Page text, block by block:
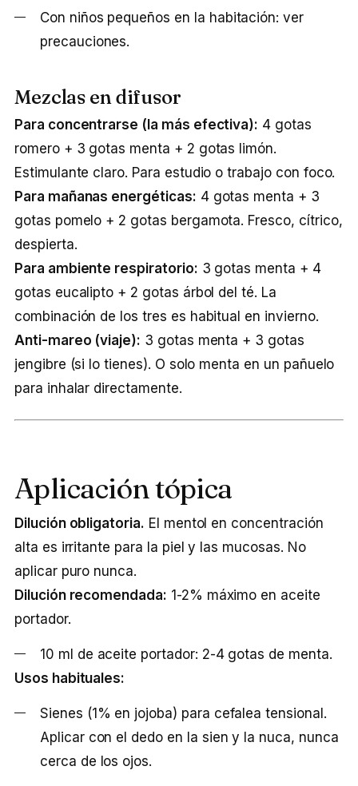
Con niños pequeños en la habitación: ver
precauciones.
Mezclas en difusor
Para concentrarse (la más efectiva): 4 gotas
romero + 3 gotas menta + 2 gotas limón.
Estimulante claro. Para estudio o trabajo con foco.
Para mañanas energéticas: 4 gotas menta + 3
gotas pomelo + 2 gotas bergamota. Fresco, cítrico,
despierta.
Para ambiente respiratorio: 3 gotas menta + 4
gotas eucalipto + 2 gotas árbol del té. La
combinación de los tres es habitual en invierno.
Anti-mareo (viaje): 3 gotas menta + 3 gotas
jengibre (si lo tienes). O solo menta en un pañuelo
para inhalar directamente.
Aplicación tópica
Dilución obligatoria. El mentol en concentración
alta es irritante para la piel y las mucosas. No
aplicar puro nunca.
Dilución recomendada: 1-2% máximo en aceite
portador.
10 ml de aceite portador: 2-4 gotas de menta.
Usos habituales:
Sienes (1% en jojoba) para cefalea tensional.
Aplicar con el dedo en la sien y la nuca, nunca
cerca de los ojos.